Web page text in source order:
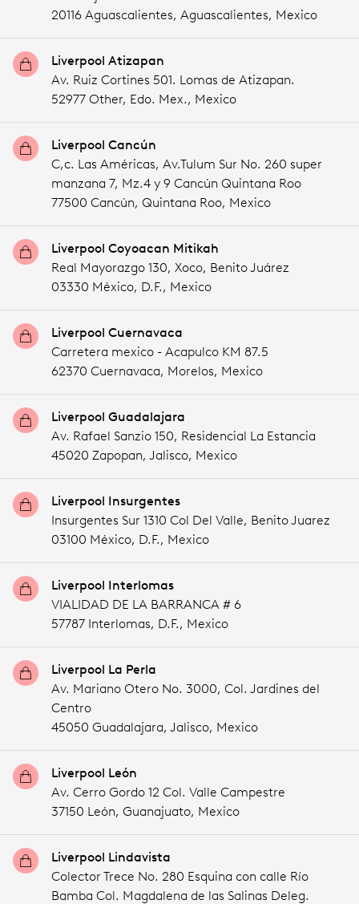
20116 Aguascalientes, Aguascalientes, Mexico
Liverpool Atizapan
Av. Ruiz Cortines 501. Lomas de Atizapan.
52977 Other, Edo. Mex., Mexico
Liverpool Cancún
C,c. Las Américas, Av.Tulum Sur No. 260 super
manzana 7, Mz.4 y 9 Cancún Quintana Roo
77500 Cancún, Quintana Roo, Mexico
Liverpool Coyoacan Mitikah
Real Mayorazgo 130, Xoco, Benito Juárez
03330 México, D.F., Mexico
Liverpool Cuernavaca
Carretera mexico - Acapulco KM 87.5
62370 Cuernavaca, Morelos, Mexico
Liverpool Guadalajara
Av. Rafael Sanzio 150, Residencial La Estancia
45020 Zapopan, Jalisco, Mexico
Liverpool Insurgentes
Insurgentes Sur 1310 Col Del Valle, Benito Juarez
03100 México, D.F., Mexico
Liverpool Interlomas
VIALIDAD DE LA BARRANCA # 6
57787 Interlomas, D.F., Mexico
Liverpool La Perla
Av. Mariano Otero No. 3000, Col. Jardines del
Centro
45050 Guadalajara, Jalisco, Mexico
Liverpool León
Av. Cerro Gordo 12 Col. Valle Campestre
37150 León, Guanajuato, Mexico
Liverpool Lindavista
Colector Trece No. 280 Esquina con calle Río
Bamba Col. Magdalena de las Salinas Deleg.